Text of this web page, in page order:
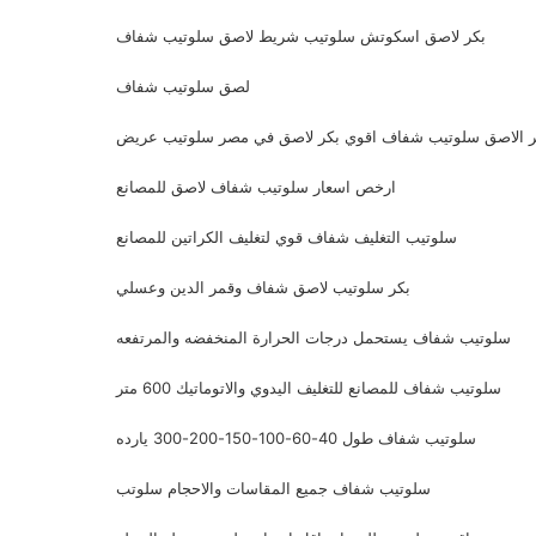
بكر لاصق اسكوتش سلوتيب شريط لاصق سلوتيب شفاف
لصق سلوتيب شفاف
الاصق سلوتيب شفاف اقوي بكر لاصق في مصر سلوتيب عريض
ارخص اسعار سلوتيب شفاف لاصق للمصانع
سلوتيب التغليف شفاف قوي لتغليف الكراتين للمصانع
بكر سلوتيب لاصق شفاف وقمر الدين وعسلي
سلوتيب شفاف يستحمل درجات الحرارة المنخفضه والمرتفعه
سلوتيب شفاف للمصانع للتغليف اليدوي والاتوماتيك 600 متر
سلوتيب شفاف طول 40-60-100-150-200-300 يارده
سلوتيب شفاف جميع المقاسات والاحجام سلوتب